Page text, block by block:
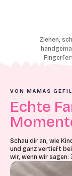
Ziehen,
VON MAMAS
Echte
Schau dir an, wie
und ganz vertieft bei
wir, wenn wir